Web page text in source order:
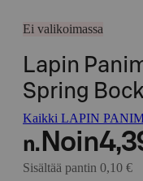
Ei valikoimassa
Lapin
Spring
Kaikki LAPIN
n. Noin
Sisältää pantin 0,10 €